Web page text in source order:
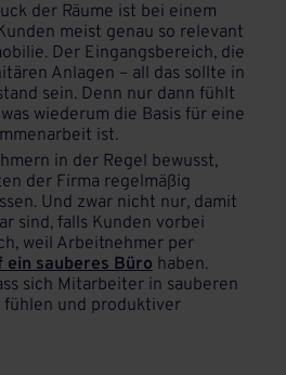
der Räume ist bei einem
meist genau so relevant
Der Eingangsbereich, die
Anlagen – all das sollte in
sein. Denn nur dann fühlt
wiederum die Basis für eine
ist.
in der Regel bewusst,
der Firma regelmäßig
Und zwar nicht nur, damit
sind, falls Kunden vorbei
weil Arbeitnehmer per
ein sauberes Büro haben.
sich Mitarbeiter in sauberen
fühlen und produktiver